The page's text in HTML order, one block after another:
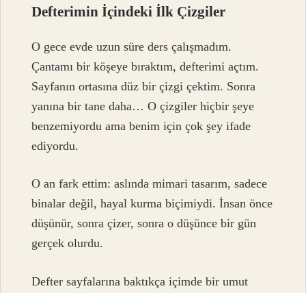
Defterimin İçindeki İlk Çizgiler
O gece evde uzun süre ders çalışmadım.
Çantamı bir köşeye bıraktım, defterimi açtım.
Sayfanın ortasına düz bir çizgi çektim. Sonra
yanına bir tane daha… O çizgiler hiçbir şeye
benzemiyordu ama benim için çok şey ifade
ediyordu.
O an fark ettim: aslında mimari tasarım, sadece
binalar değil, hayal kurma biçimiydi. İnsan önce
düşünür, sonra çizer, sonra o düşünce bir gün
gerçek olurdu.
Defter sayfalarına baktıkça içimde bir umut